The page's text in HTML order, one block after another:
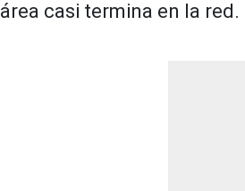
área casi termina en la red.